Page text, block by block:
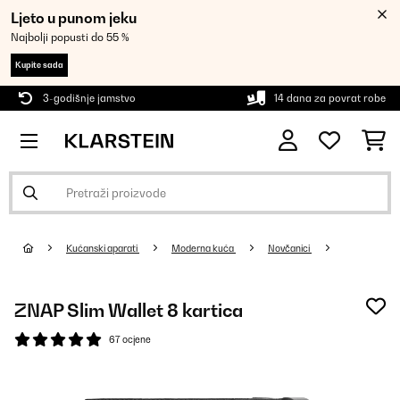
Ljeto u punom jeku
Najbolji popusti do 55 %
Kupite sada
3-godišnje jamstvo 14 dana za povrat robe
Kućanski aparati Moderna kuća Novčanici
ZNAP Slim Wallet 8 kartica
67 ocjene